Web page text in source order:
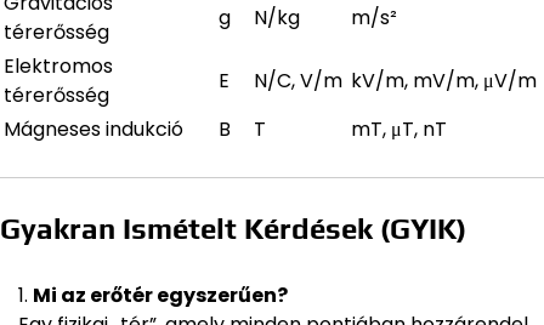
térerősség
g N/kg
m/s²
Elektromos
térerősség
E N/C, V/m kV/m, mV/m, μV/m
Mágneses indukció
B T mT, μT, nT
Gyakran Ismételt Kérdések (GYIK)
Mi az erőtér egyszerűen?